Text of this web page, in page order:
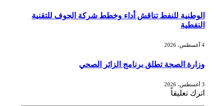
الوطنية للنفط تناقش أداء وخطط شركة الجوف للتقنية
النفطية
وزارة الصحة تطلق برنامج الزائر الصحي
اترك تعليقاً